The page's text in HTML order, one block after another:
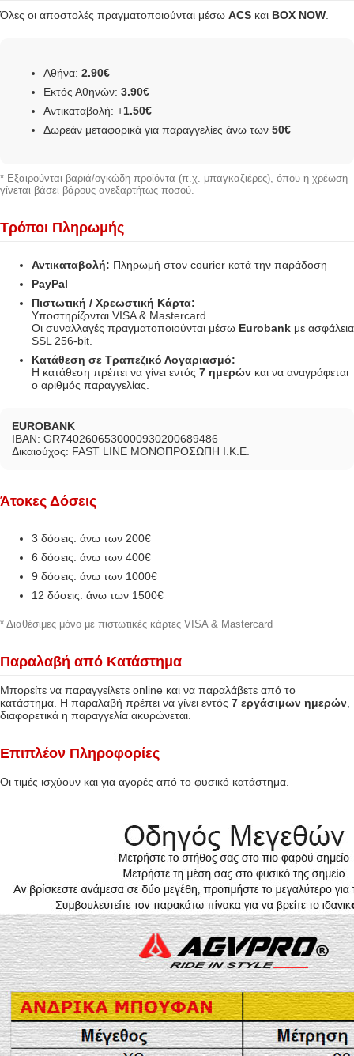
Όλες οι αποστολές πραγματοποιούνται μέσω ACS και BOX NOW
Αθήνα: 2.90€
Εκτός Αθηνών: 3.90€
Αντικαταβολή: +1.50€
Δωρεάν μεταφορικά για παραγγελίες άνω των 50€
* Εξαιρούνται βαριά/ογκώδη προϊόντα (π.χ. μπαγκαζιέρες), όπου η χρέωση
γίνεται βάσει βάρους ανεξαρτήτως ποσού.
Τρόποι Πληρωμής
Αντικαταβολή: Πληρωμή στον courier κατά την παράδοση
PayPal
Πιστωτική / Χρεωστική Κάρτα:
Υποστηρίζονται VISA & Mastercard.
Οι συναλλαγές πραγματοποιούνται μέσω Eurobank με ασφάλεια
SSL 256-bit.
Κατάθεση σε Τραπεζικό Λογαριασμό:
Η κατάθεση πρέπει να γίνει εντός 7 ημερών και να αναγράφεται
ο αριθμός παραγγελίας.
EUROBANK
IBAN: GR7402606530000930200689486
Δικαιούχος: FAST LINE ΜΟΝΟΠΡΟΣΩΠΗ Ι.Κ.Ε.
Άτοκες Δόσεις
3 δόσεις: άνω των 200€
6 δόσεις: άνω των 400€
9 δόσεις: άνω των 1000€
12 δόσεις: άνω των 1500€
* Διαθέσιμες μόνο με πιστωτικές κάρτες VISA & Mastercard
Παραλαβή από Κατάστημα
Μπορείτε να παραγγείλετε online και να παραλάβετε από το
κατάστημα. Η παραλαβή πρέπει να γίνει εντός 7 εργάσιμων ημερών
διαφορετικά η παραγγελία ακυρώνεται.
Επιπλέον Πληροφορίες
Οι τιμές ισχύουν και για αγορές από το φυσικό κατάστημα.